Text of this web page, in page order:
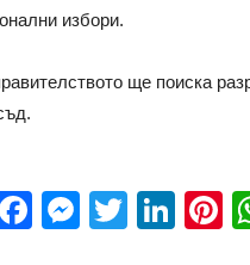
избори.
ще поиска
Facebook
Twitter